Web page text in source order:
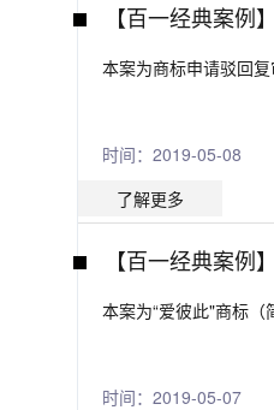
【百一经典案例
本案为商标申请驳回
时间：2019-05-08
了解更多
【百一经典案例
本案为“爱彼此"商标（
时间：2019-05-07